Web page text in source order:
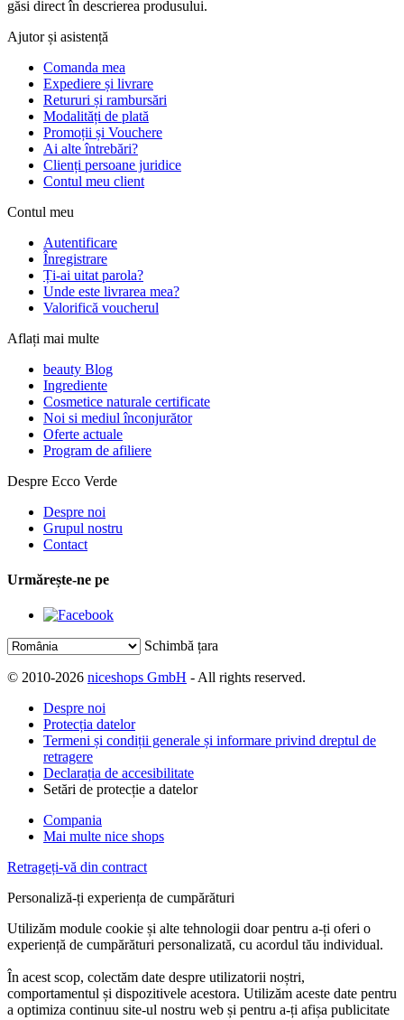
găsi direct în descrierea produsului.
Ajutor și asistență
Comanda mea
Expediere și livrare
Retururi și rambursări
Modalități de plată
Promoții și Vouchere
Ai alte întrebări?
Clienți persoane juridice
Contul meu client
Contul meu
Autentificare
Înregistrare
Ți-ai uitat parola?
Unde este livrarea mea?
Valorifică voucherul
Aflați mai multe
beauty Blog
Ingrediente
Cosmetice naturale certificate
Noi si mediul înconjurător
Oferte actuale
Program de afiliere
Despre Ecco Verde
Despre noi
Grupul nostru
Contact
Urmărește-ne pe
Schimbă țara
© 2010-2026 niceshops GmbH - All rights reserved.
Despre noi
Protecția datelor
Termeni și condiții generale și informare privind dreptul de
retragere
Declarația de accesibilitate
Setări de protecție a datelor
Compania
Mai multe nice shops
Retrageți-vă din contract
Personaliză-ți experiența de cumpărături
Utilizăm module cookie și alte tehnologii doar pentru a-ți oferi o
experiență de cumpărături personalizată, cu acordul tău individual.
În acest scop, colectăm date despre utilizatorii noștri,
comportamentul și dispozitivele acestora. Utilizăm aceste date pentru
a optimiza continuu site-ul nostru web și pentru a-ți afișa publicitate